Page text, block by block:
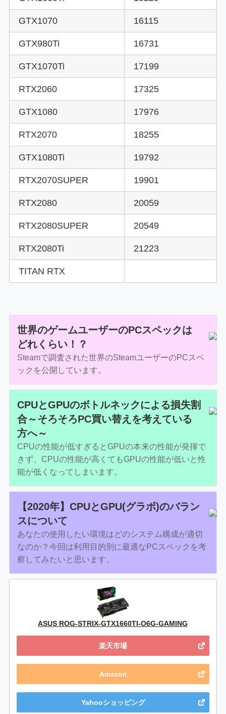
GTX1070 16115
GTX980Ti 16731
GTX1070Ti 17199
RTX2060 17325
GTX1080 17976
RTX2070 18255
GTX1080Ti 19792
RTX2070SUPER 19901
RTX2080 20059
RTX2080SUPER 20549
RTX2080Ti 21223
TITAN RTX
世界のゲームユーザーのPCスペックは
どれくらい！？
Steamで調査された世界のSteamユーザーのPCスペ
ックを公開しています。
CPUとGPUのボトルネックによる損失割
合～そろそろPC買い替えを考えている
方へ～
CPUの性能が低すぎるとGPUの本来の性能が発揮で
きず、CPUの性能が高くてもGPUの性能が低いと性
能が低くなってしまいます。
【2020年】CPUとGPU(グラボ)のバラン
スについて
あなたの使用したい環境はどのシステム構成が適切
なのか？今回は利用目的別に最適なPCスペックを考
察してみたいと思います。
ASUS ROG-STRIX-GTX1660TI-O6G-GAMING
楽天市場
Amazon
Yahooショッピング